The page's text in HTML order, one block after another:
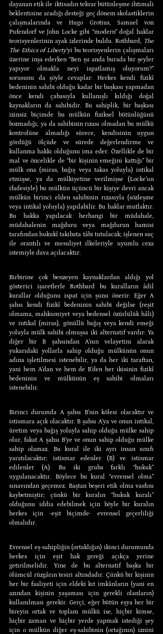
dayanan etik ile iktisadın tekrar bütünleşme ihtimali
beklentisine aradığı desteği geç dönem skolastiklerin
çalışmalarında ve Hugo Grotius, Samuel von
Pufendorf ve John Locke gibi “modern” doğal haklar
teorisyenlerinin ayak izlerinde buldu. Rothbard, The
The Ethics of Liberty’yi bu teorisyenlerin çalışmaları
üzerine inşa ederken “Ben şu anda burada bir şeyler
yapıyor olmakla neyi ispatlamış oluyorum?”
sorusunu da şöyle cevaplar: Herkes kendi fizikî
bedeninin sahibi olduğu kadar bir başkası yapmadan
önce kendi çabasıyla kullanışlı kıldığı doğal
kaynakların da sahibidir. Bu sahiplik, bir başkası
izinsiz biçimde bu mülkün fiziksel bütünlüğünü
bozmadığı, ya da sahibinin rızası olmadan bu mülkü
kontrolüne almadığı sürece, kendisinin uygun
gördüğü ölçüde ve sürede değerlendirme ve
kullanma hakkı olduğunu ima eder. Özellikle de bir
mal ve öncelikle de “bir kişinin emeğini kattığı” bir
mülk ona (miras, bağış veya takas yoluyla) intikal
etmişse, ya da mülkiyetine verilmişse (Locke’un
ifadesiyle) bu mülkün üçüncü bir kişiye devri ancak
mülkün birinci elden sahibinin rızasıyla (sözleşme
veya intikal yoluyla) yapılabilir. Bu haklar mutlaktır.
Bu hakka yapılacak herhangi bir müdahale,
müdahalenin mağduru veya mağdurun hamisi
tarafından hukukî takibata tâbi tutulacak; işlenen suç
ile orantılı ve mesuliyet ilkeleriyle uyumlu ceza
istemiyle dava açılacaktır.
Birbirine çok benzeyen kaynaklardan aldığı yol
gösterici işaretlerle Rothbard bu kuralların âdil
kurallar olduğunu ispat için şunu önerir: Eğer A
şahsı kendi fizikî bedeninin sahibi değilse (reşit
olmama, mahkumiyet veya bedensel özürlülük hâli)
ve intikal (miras), gönüllü bağış veya kendi emeği
yoluyla mülk sahibi olmuşsa iki alternatif vardır: Ya
diğer bir B şahsından A’nın velayetini alarak
yukarıdaki yollarla sahip olduğu mülkünün onun
adına işletilmesi istenebilir, ya da her iki taraftan,
yani hem A’dan ve hem de B’den her ikisinin fizikî
bedeninin ve mülkünün eş sahibi olmaları
istenebilir.
Birinci durumda A şahsı B’nin kölesi olacaktır ve
istismara açık olacaktır. B şahsı A’ya ve onun intikal,
üretim veya bağış yoluyla sahip olduğu mülke sahip
olur, fakat A şahsı B’ye ve onun sahip olduğu mülke
sahip olamaz. Bu kural ile iki ayrı insan sınıfı
yaratılacaktır; istismar edenler (B) ve istismar
edilenler (A). Bu iki gruba farklı “hukuk”
uygulanacaktır. Böylece bu kural “evrensel olma”
sınavından geçemez. Baştan beşeri etik olma vasfını
kaybetmiştir; çünkü bir kuralın “hukuk kuralı”
olduğunu iddia edebilmek için böyle bir kuralın
herkes için -eşit biçimde- evrensel geçerliliği
olmalıdır.
Evrensel eş-sahipliğin (ortaklığın) ikinci durumunda
herkes için eşit hak gereği açıkça yerine
getirilmelidir. Yine de bu alternatif başka bir
ölümcül rüzgârın tesiri altındadır. Çünkü bir kişinin
her bir faaliyeti için eldeki kıt imkânların (yani en
azından kişinin yaşaması için gerekli olanların)
kullanılması gerekir. Gerçi, eğer bütün eşya her bir
bireyin ortak ve toplam mülkü ise, hiçbir kimse,
hiçbir zaman ve hiçbir yerde yapmak istediği şey
için o mülkün diğer eş-sahibinin (ortağının) iznini